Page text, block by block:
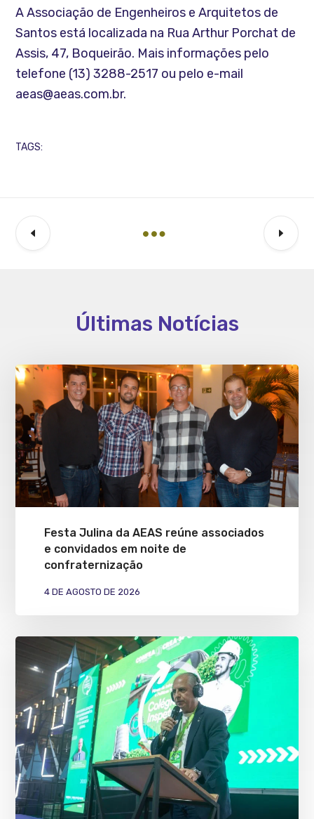
A Associação de Engenheiros e Arquitetos de
Santos está localizada na Rua Arthur Porchat de
Assis, 47, Boqueirão. Mais informações pelo
telefone (13) 3288-2517 ou pelo e-mail
aeas@aeas.com.br.
TAGS:
Últimas Notícias
Festa Julina da AEAS reúne associados
e convidados em noite de
confraternização
4 DE AGOSTO DE 2026